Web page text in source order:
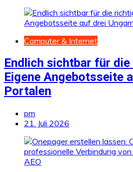
Computer & Internet
Endlich sichtbar für
Eigene Angebotsseite
Portalen
pm
21. Juli 2026